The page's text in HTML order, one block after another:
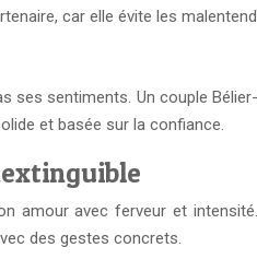
car elle évite les
ses sentiments. Un couple
et basée sur la confiance.
amour avec ferveur et
des gestes concrets.